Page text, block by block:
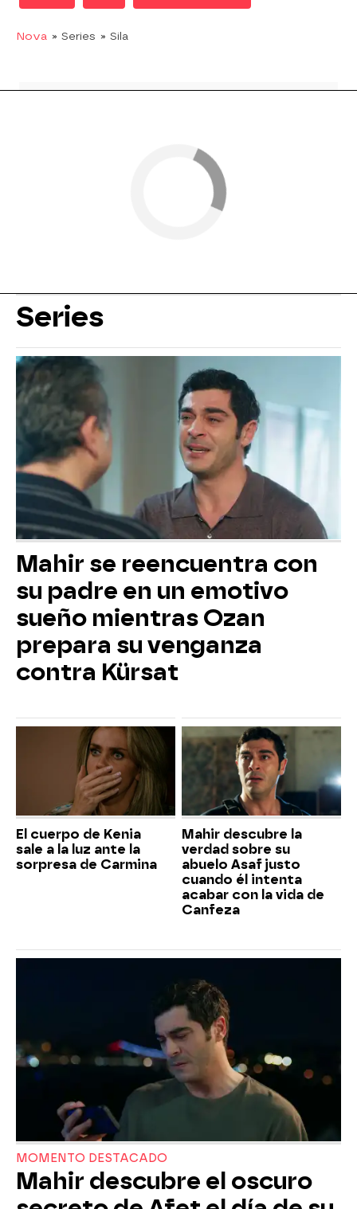
Nova » Series » Sila
Series
Mahir se reencuentra con
su padre en un emotivo
sueño mientras Ozan
prepara su venganza
contra Kürsat
El cuerpo de Kenia
sale a la luz ante la
sorpresa de Carmina
Mahir descubre la
verdad sobre su
abuelo Asaf justo
cuando él intenta
acabar con la vida de
Canfeza
MOMENTO DESTACADO
Mahir descubre el oscuro